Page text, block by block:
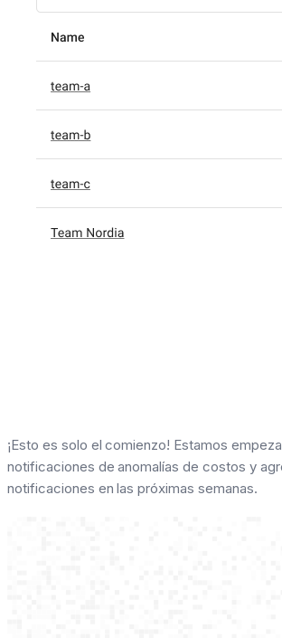
¡Esto es solo el comienzo! Estamos
notificaciones de anomalías de costos y
notificaciones en las próximas semanas.